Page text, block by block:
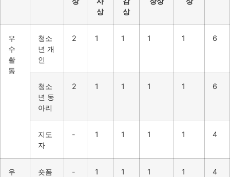
상
상
우
수
활
동
청소
년 개
인
2 1 1 1 1 6
청소
년 동
아리
2 1 1 1 1 6
지도
자
- 1 1 1 1 4
우
숏폼
- 1 1 1 1 4